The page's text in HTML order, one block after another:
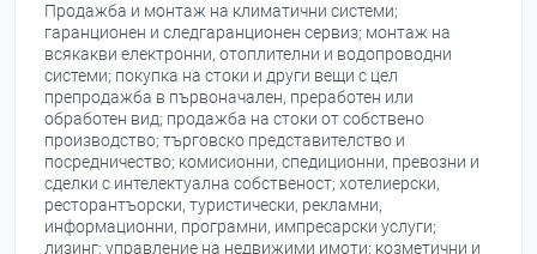
Продажба и монтаж на климатични системи;
гаранционен и следгаранционен сервиз; монтаж на
всякакви електронни, отоплителни и водопроводни
системи; покупка на стоки и други вещи с цел
препродажба в първоначален, преработен или
обработен вид; продажба на стоки от собствено
производство; търговско представителство и
посредничество; комисионни, спедиционни, превозни и
сделки с интелектуална собственост; хотелиерски,
ресторантъорски, туристически, рекламни,
информационни, програмни, импресарски услуги;
лизинг; управление на недвижими имоти; козметични и